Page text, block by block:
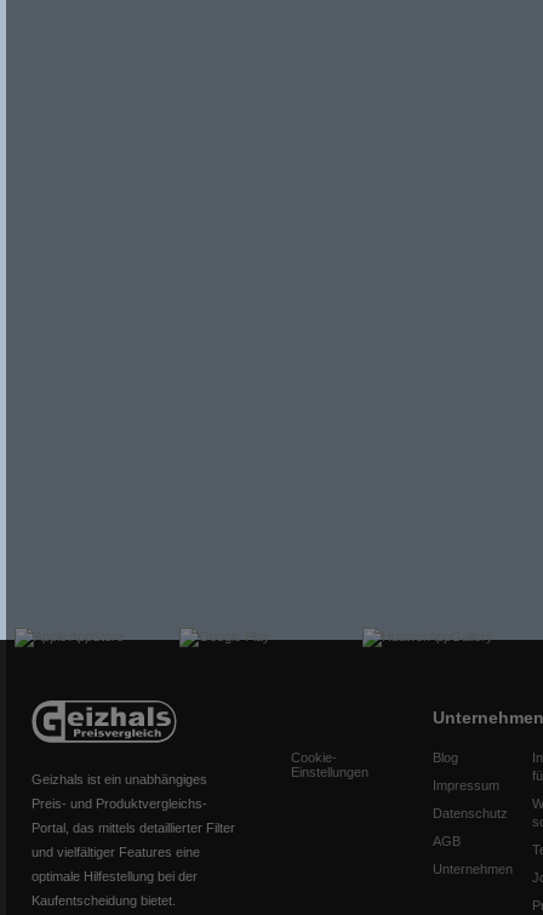
Geizhals ist ein unabhängiges
Preis- und Produktvergleichs-
Portal, das mittels detaillierter Filter
und vielfältiger Features eine
optimale Hilfestellung bei der
Kaufentscheidung bietet.
Cookie-
Einstellungen
Unternehmen
Blog
Impressum
Datenschutz
AGB
Unternehmen